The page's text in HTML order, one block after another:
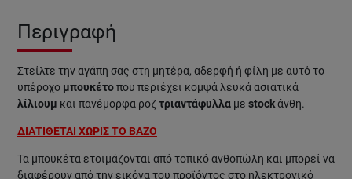
Περιγραφή
Στείλτε την αγάπη σας στη μητέρα, αδερφή ή φίλη με αυτό το
υπέροχο μπουκέτοπου περιέχει κομψά λευκά ασιατικά
λίλιουμ και πανέμορφα ροζτριαντάφυλλα με stockάνθη.
ΔΙΑΤΙΘΕΤΑΙ ΧΩΡΙΣ ΤΟ ΒΑΖΟ
Τα μπουκέτα ετοιμάζονται από τοπικό ανθοπώλη και μπορεί να
διαφέρουν από την εικόνα του προϊόντος στο ηλεκτρονικό